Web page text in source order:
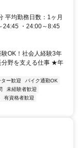
平均勤務日数：1ヶ月
24:45 ・24:00～8:45
社会人経験3年
野を支える仕事 ★年
ター歓迎
バイク通勤OK
未経験者歓迎
有資格者歓迎